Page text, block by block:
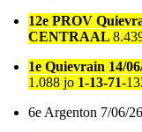
12e PROV
CENTRAAL
1e Quievrain 14/
1.088 jo 1-13-71-
6e Argenton 7/06/